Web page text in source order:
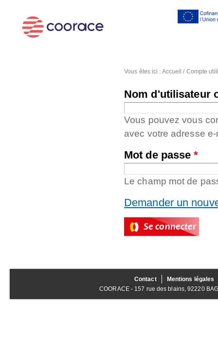
Vous êtes ici : Accueil / Compte
Nom d'utilisateur
Vous pouvez vous
avec votre adresse e-
Mot de passe*
Le champ mot de
Demander un
Contact
Mentions légales
COORACE - 157 rue des blains, 92220